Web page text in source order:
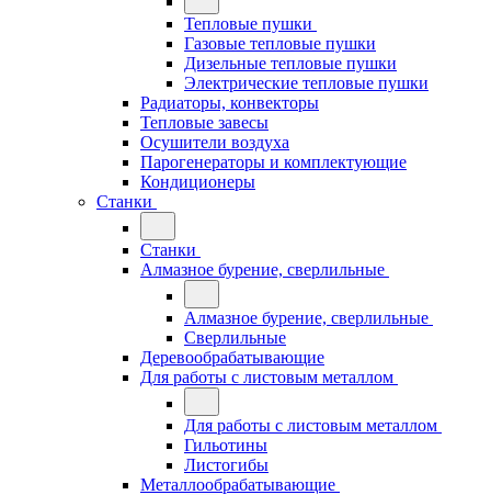
Тепловые пушки
Газовые тепловые пушки
Дизельные тепловые пушки
Электрические тепловые пушки
Радиаторы, конвекторы
Тепловые завесы
Осушители воздуха
Парогенераторы и комплектующие
Кондиционеры
Станки
Станки
Алмазное бурение, сверлильные
Алмазное бурение, сверлильные
Сверлильные
Деревообрабатывающие
Для работы с листовым металлом
Для работы с листовым металлом
Гильотины
Листогибы
Металлообрабатывающие